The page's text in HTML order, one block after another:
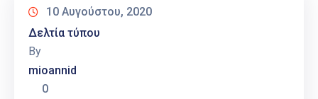
10 Αυγούστου, 2020
Δελτία τύπου
By
mioannid
0